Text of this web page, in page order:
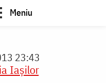
Meniu
23:43
Iaşilor